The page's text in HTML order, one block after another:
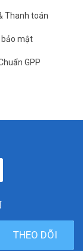
Thanh toán
bảo mật
GPP
THEO DÕI